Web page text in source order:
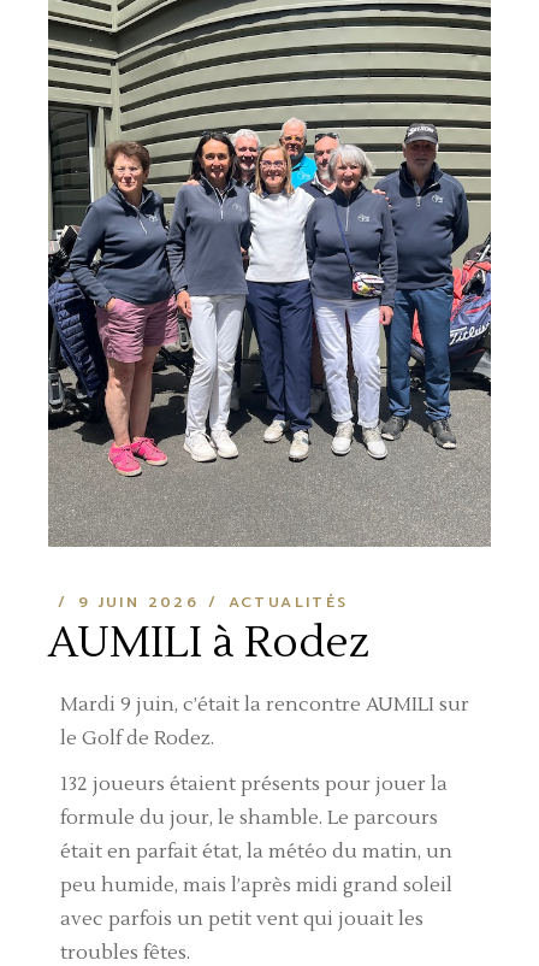
9 JUIN 2026 ACTUALITÉS
AUMILI à Rodez
Mardi 9 juin, c’était la rencontre AUMILI sur
le Golf de Rodez.
132 joueurs étaient présents pour jouer la
formule du jour, le shamble. Le parcours
était en parfait état, la météo du matin, un
peu humide, mais l’après midi grand soleil
avec parfois un petit vent qui jouait les
troubles fêtes.